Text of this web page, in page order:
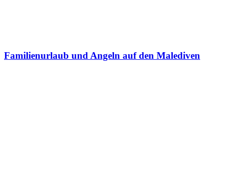
Familienurlaub und Angeln auf den Malediven